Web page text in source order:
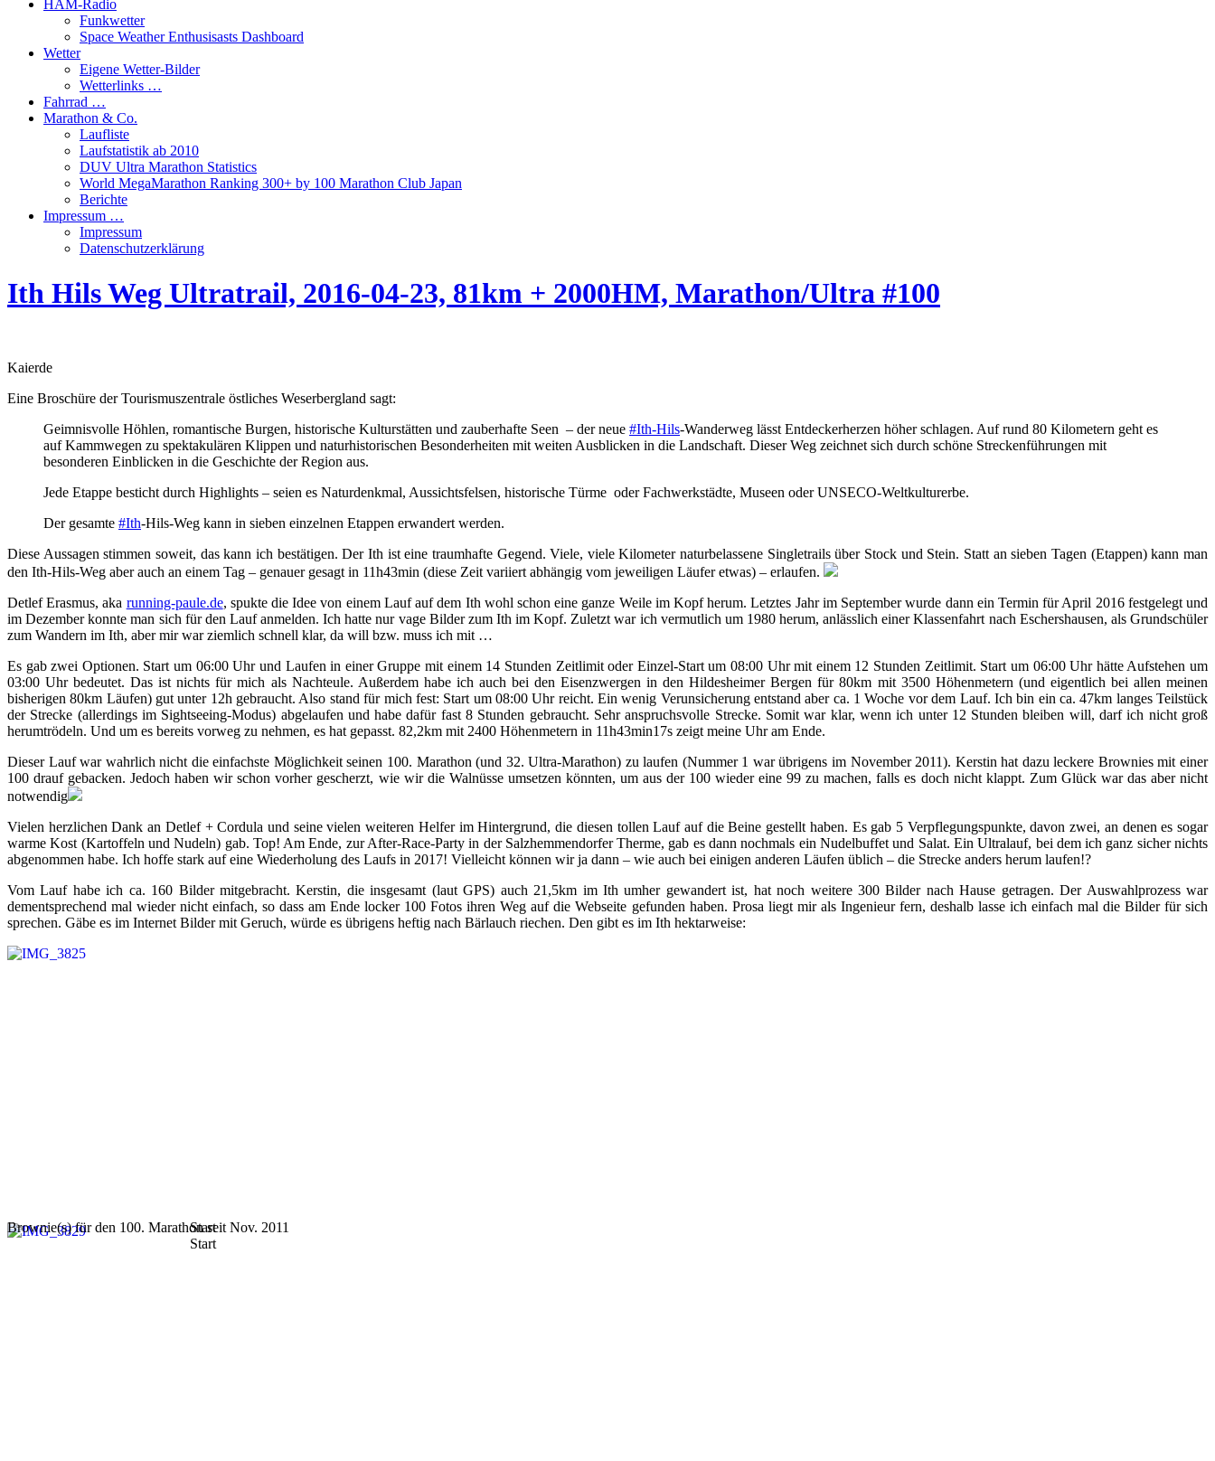
HAM-Radio
Funkwetter
Space Weather Enthusisasts Dashboard
Wetter
Eigene Wetter-Bilder
Wetterlinks …
Fahrrad …
Marathon & Co.
Laufliste
Laufstatistik ab 2010
DUV Ultra Marathon Statistics
World MegaMarathon Ranking 300+ by 100 Marathon Club Japan
Berichte
Impressum …
Impressum
Datenschutzerklärung
Ith Hils Weg Ultratrail, 2016-04-23, 81km + 2000HM, Marathon/Ultra #100
Kaierde
Eine Broschüre der Tourismuszentrale östliches Weserbergland sagt:
Geimnisvolle Höhlen, romantische Burgen, historische Kulturstätten und zauberhafte Seen – der neue #Ith-Hils-Wanderweg lässt Entdeckerherzen höher schlagen. Auf rund 80 Kilometern geht es
auf Kammwegen zu spektakulären Klippen und naturhistorischen Besonderheiten mit weiten Ausblicken in die Landschaft. Dieser Weg zeichnet sich durch schöne Streckenführungen mit
besonderen Einblicken in die Geschichte der Region aus.
Jede Etappe besticht durch Highlights – seien es Naturdenkmal, Aussichtsfelsen, historische Türme oder Fachwerkstädte, Museen oder UNSECO-Weltkulturerbe.
Der gesamte #Ith-Hils-Weg kann in sieben einzelnen Etappen erwandert werden.
Diese Aussagen stimmen soweit, das kann ich bestätigen. Der Ith ist eine traumhafte Gegend. Viele, viele Kilometer naturbelassene Singletrails über Stock und Stein. Statt an sieben Tagen (Etappen) kann man
den Ith-Hils-Weg aber auch an einem Tag – genauer gesagt in 11h43min (diese Zeit variiert abhängig vom jeweiligen Läufer etwas) – erlaufen.
Detlef Erasmus, aka running-paule.de, spukte die Idee von einem Lauf auf dem Ith wohl schon eine ganze Weile im Kopf herum. Letztes Jahr im September wurde dann ein Termin für April 2016 festgelegt und
im Dezember konnte man sich für den Lauf anmelden. Ich hatte nur vage Bilder zum Ith im Kopf. Zuletzt war ich vermutlich um 1980 herum, anlässlich einer Klassenfahrt nach Eschershausen, als Grundschüler
zum Wandern im Ith, aber mir war ziemlich schnell klar, da will bzw. muss ich mit …
Es gab zwei Optionen. Start um 06:00 Uhr und Laufen in einer Gruppe mit einem 14 Stunden Zeitlimit oder Einzel-Start um 08:00 Uhr mit einem 12 Stunden Zeitlimit. Start um 06:00 Uhr hätte Aufstehen um
03:00 Uhr bedeutet. Das ist nichts für mich als Nachteule. Außerdem habe ich auch bei den Eisenzwergen in den Hildesheimer Bergen für 80km mit 3500 Höhenmetern (und eigentlich bei allen meinen
bisherigen 80km Läufen) gut unter 12h gebraucht. Also stand für mich fest: Start um 08:00 Uhr reicht. Ein wenig Verunsicherung entstand aber ca. 1 Woche vor dem Lauf. Ich bin ein ca. 47km langes Teilstück
der Strecke (allerdings im Sightseeing-Modus) abgelaufen und habe dafür fast 8 Stunden gebraucht. Sehr anspruchsvolle Strecke. Somit war klar, wenn ich unter 12 Stunden bleiben will, darf ich nicht groß
herumtrödeln. Und um es bereits vorweg zu nehmen, es hat gepasst. 82,2km mit 2400 Höhenmetern in 11h43min17s zeigt meine Uhr am Ende.
Dieser Lauf war wahrlich nicht die einfachste Möglichkeit seinen 100. Marathon (und 32. Ultra-Marathon) zu laufen (Nummer 1 war übrigens im November 2011). Kerstin hat dazu leckere Brownies mit einer
100 drauf gebacken. Jedoch haben wir schon vorher gescherzt, wie wir die Walnüsse umsetzen könnten, um aus der 100 wieder eine 99 zu machen, falls es doch nicht klappt. Zum Glück war das aber nicht
notwendig
Vielen herzlichen Dank an Detlef + Cordula und seine vielen weiteren Helfer im Hintergrund, die diesen tollen Lauf auf die Beine gestellt haben. Es gab 5 Verpflegungspunkte, davon zwei, an denen es sogar
warme Kost (Kartoffeln und Nudeln) gab. Top! Am Ende, zur After-Race-Party in der Salzhemmendorfer Therme, gab es dann nochmals ein Nudelbuffet und Salat. Ein Ultralauf, bei dem ich ganz sicher nichts
abgenommen habe. Ich hoffe stark auf eine Wiederholung des Laufs in 2017! Vielleicht können wir ja dann – wie auch bei einigen anderen Läufen üblich – die Strecke anders herum laufen!?
Vom Lauf habe ich ca. 160 Bilder mitgebracht. Kerstin, die insgesamt (laut GPS) auch 21,5km im Ith umher gewandert ist, hat noch weitere 300 Bilder nach Hause getragen. Der Auswahlprozess war
dementsprechend mal wieder nicht einfach, so dass am Ende locker 100 Fotos ihren Weg auf die Webseite gefunden haben. Prosa liegt mir als Ingenieur fern, deshalb lasse ich einfach mal die Bilder für sich
sprechen. Gäbe es im Internet Bilder mit Geruch, würde es übrigens heftig nach Bärlauch riechen. Den gibt es im Ith hektarweise:
Brownie(s) für den 100. Marathon seit Nov. 2011
Start
Start